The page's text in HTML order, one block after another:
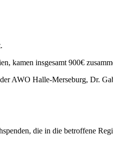
kamen insgesamt 900€
AWO Halle-Merseburg, Dr.
die in die betroffene